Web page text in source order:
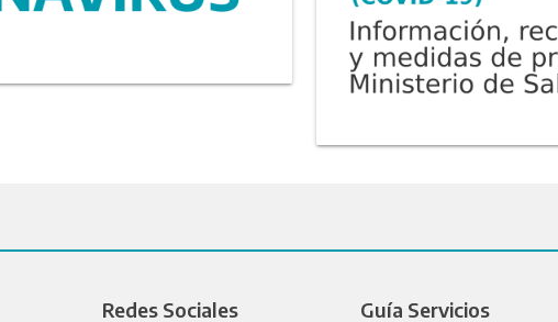
Redes Sociales Guía Servicios